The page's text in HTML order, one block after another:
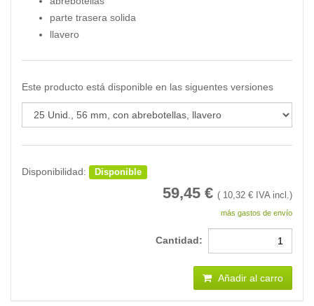
parte trasera solida
llavero
Este producto está disponible en las siguentes versiones
Disponibilidad: Disponible
59,45 € ( 10,32 € IVA incl.)
más gastos de envío
Cantidad:
Añadir al carro